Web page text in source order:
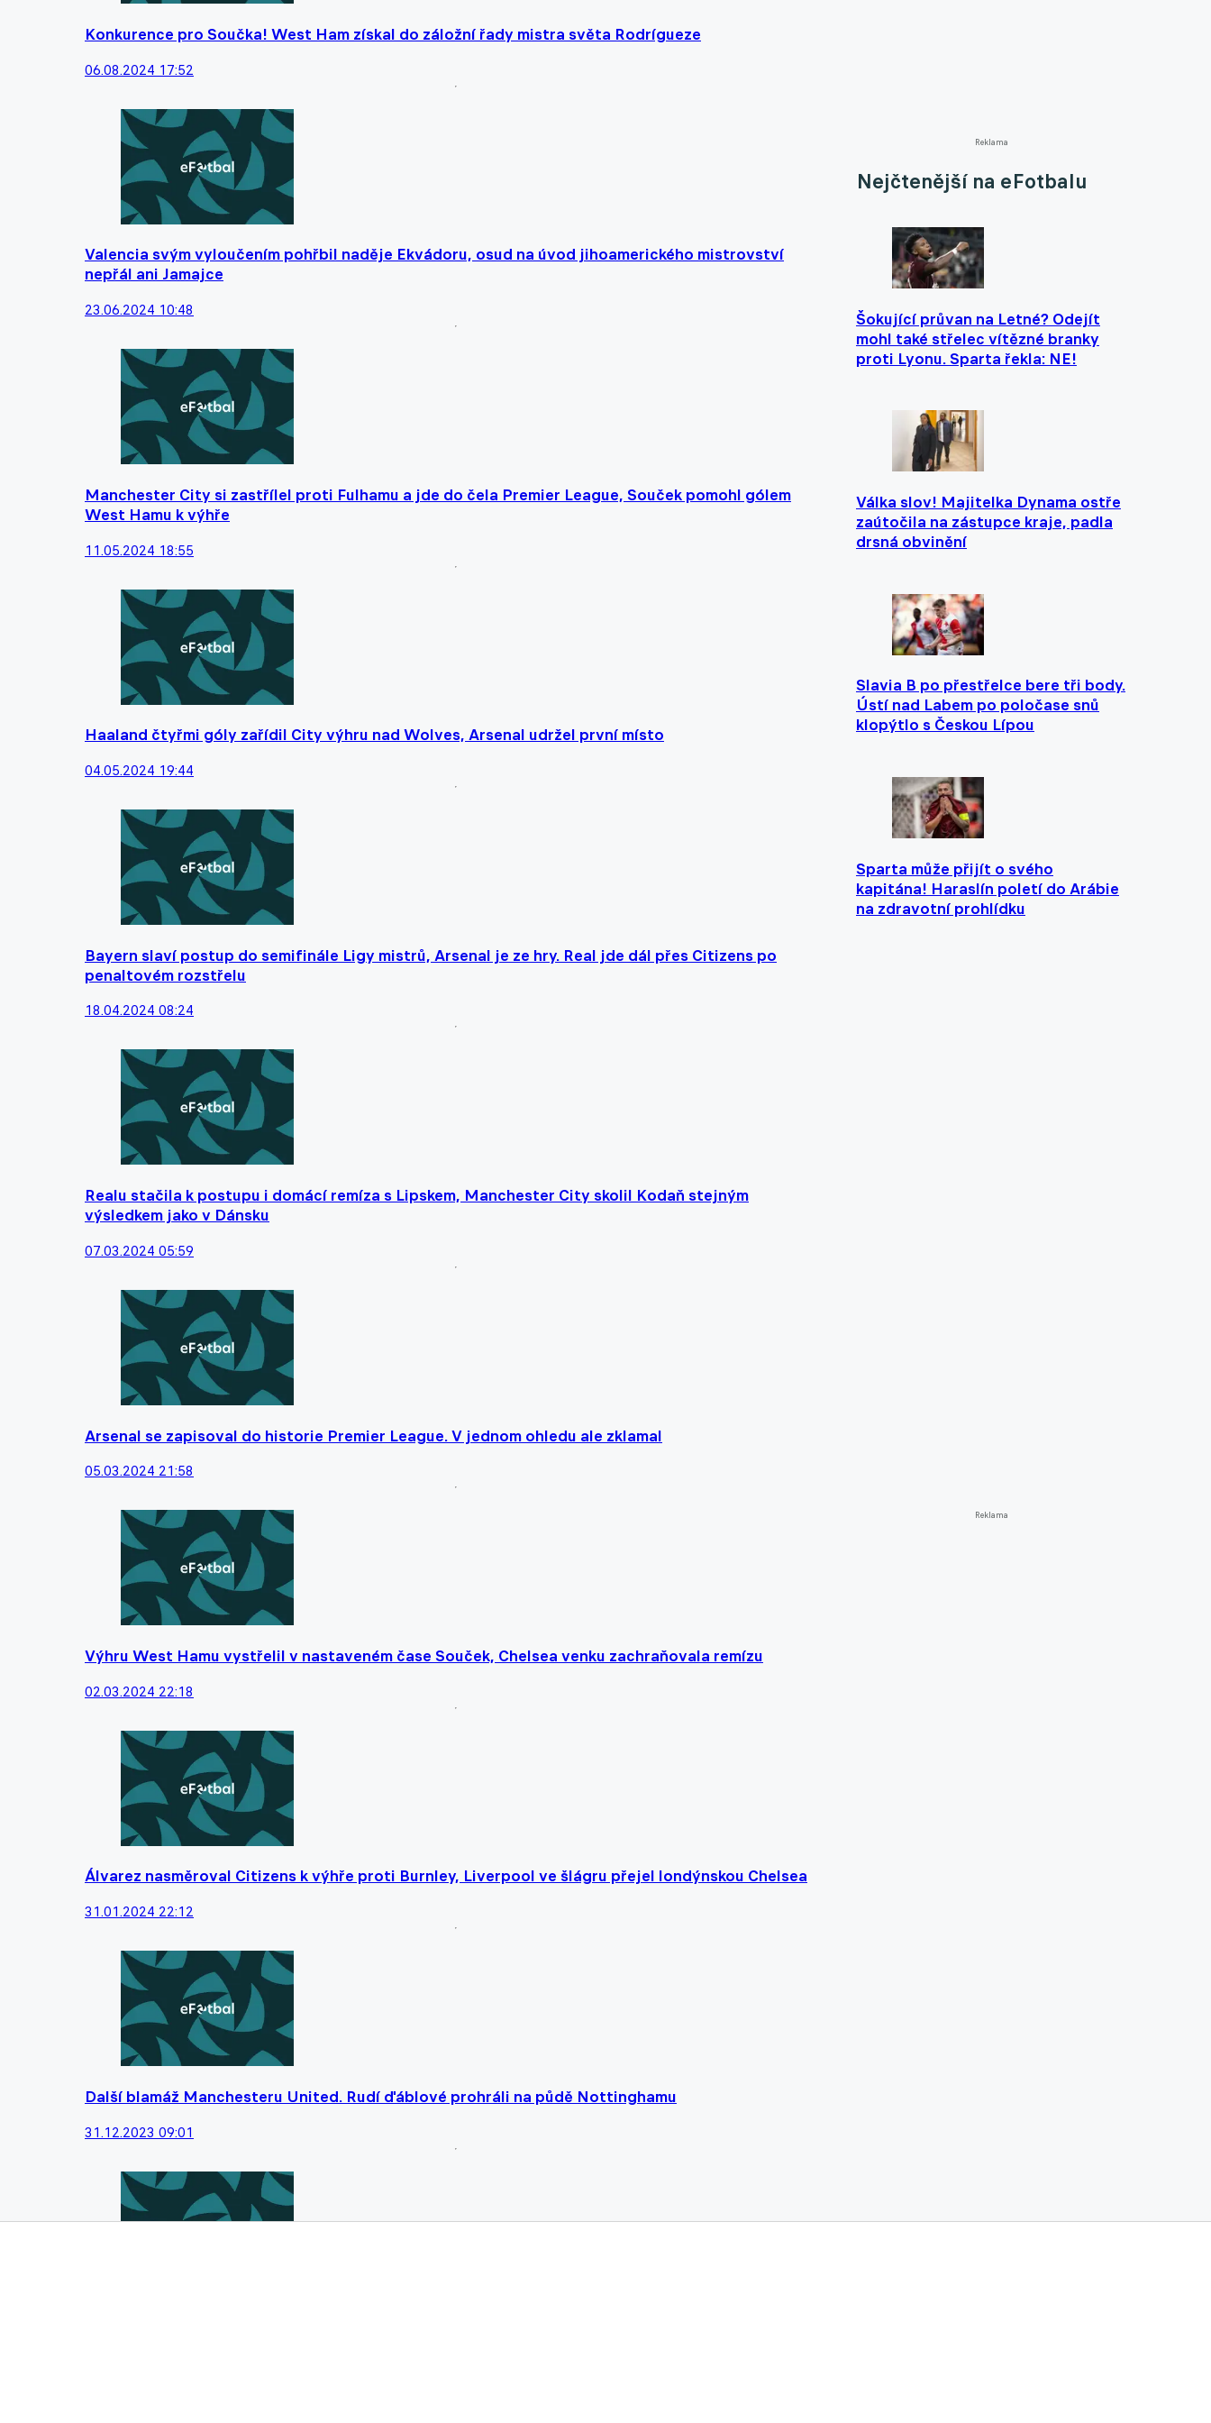
Konkurence pro Součka! West Ham získal do záložní řady mistra světa Rodrígueze
06.08.2024 17:52
Valencia svým vyloučením pohřbil naděje Ekvádoru, osud na úvod jihoamerického mistrovství
nepřál ani Jamajce
23.06.2024 10:48
Manchester City si zastřílel proti Fulhamu a jde do čela Premier League, Souček pomohl gólem
West Hamu k výhře
11.05.2024 18:55
Haaland čtyřmi góly zařídil City výhru nad Wolves, Arsenal udržel první místo
04.05.2024 19:44
Bayern slaví postup do semifinále Ligy mistrů, Arsenal je ze hry. Real jde dál přes Citizens po
penaltovém rozstřelu
18.04.2024 08:24
Realu stačila k postupu i domácí remíza s Lipskem, Manchester City skolil Kodaň stejným
výsledkem jako v Dánsku
07.03.2024 05:59
Arsenal se zapisoval do historie Premier League. V jednom ohledu ale zklamal
05.03.2024 21:58
Výhru West Hamu vystřelil v nastaveném čase Souček, Chelsea venku zachraňovala remízu
02.03.2024 22:18
Álvarez nasměroval Citizens k výhře proti Burnley, Liverpool ve šlágru přejel londýnskou Chelsea
31.01.2024 22:12
Další blamáž Manchesteru United. Rudí ďáblové prohráli na půdě Nottinghamu
31.12.2023 09:01
Reklama
Nejčtenější na eFotbalu
Šokující průvan na Letné? Odejít
mohl také střelec vítězné branky
proti Lyonu. Sparta řekla: NE!
Válka slov! Majitelka Dynama ostře
zaútočila na zástupce kraje, padla
drsná obvinění
Slavia B po přestřelce bere tři body.
Ústí nad Labem po poločase snů
klopýtlo s Českou Lípou
Sparta může přijít o svého
kapitána! Haraslín poletí do Arábie
na zdravotní prohlídku
Reklama